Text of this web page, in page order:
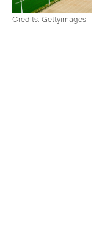
Credits: Gettyimages